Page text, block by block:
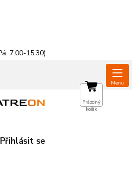
Přihlásit se
NÁKUPNÍ
KOŠÍK
Prázdný
košík